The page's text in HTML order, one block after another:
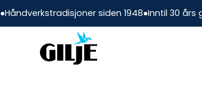
●Håndverkstradisjoner siden 1948●Inntil 30 års